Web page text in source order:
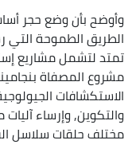
وأوضح بأن وضع حجر
الطريق الطموحة التي
تمتد لتشمل مشاريع
مشروع المصفاة
الاستكشافات الجيولوجية
والتكوين, وإرساء
مختلف حلقات سلاسل